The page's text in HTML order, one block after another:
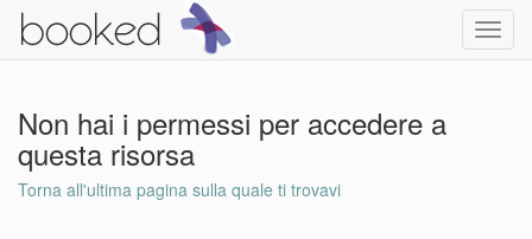
Non hai i permessi per accedere a
questa risorsa
Torna all'ultima pagina sulla quale ti trovavi